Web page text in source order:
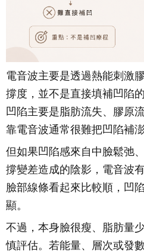
電音波主要是透過熱能刺激
撐度，並不是直接填補凹陷
凹陷主要是脂肪流失、膠原
靠電音波通常很難把凹陷補澎
但如果凹陷感來自中臉鬆弛
撐變差造成的陰影，電音波
臉部線條看起來比較順，凹
顯。
不過，本身臉很瘦、脂肪量
慎評估。若能量、層次或發